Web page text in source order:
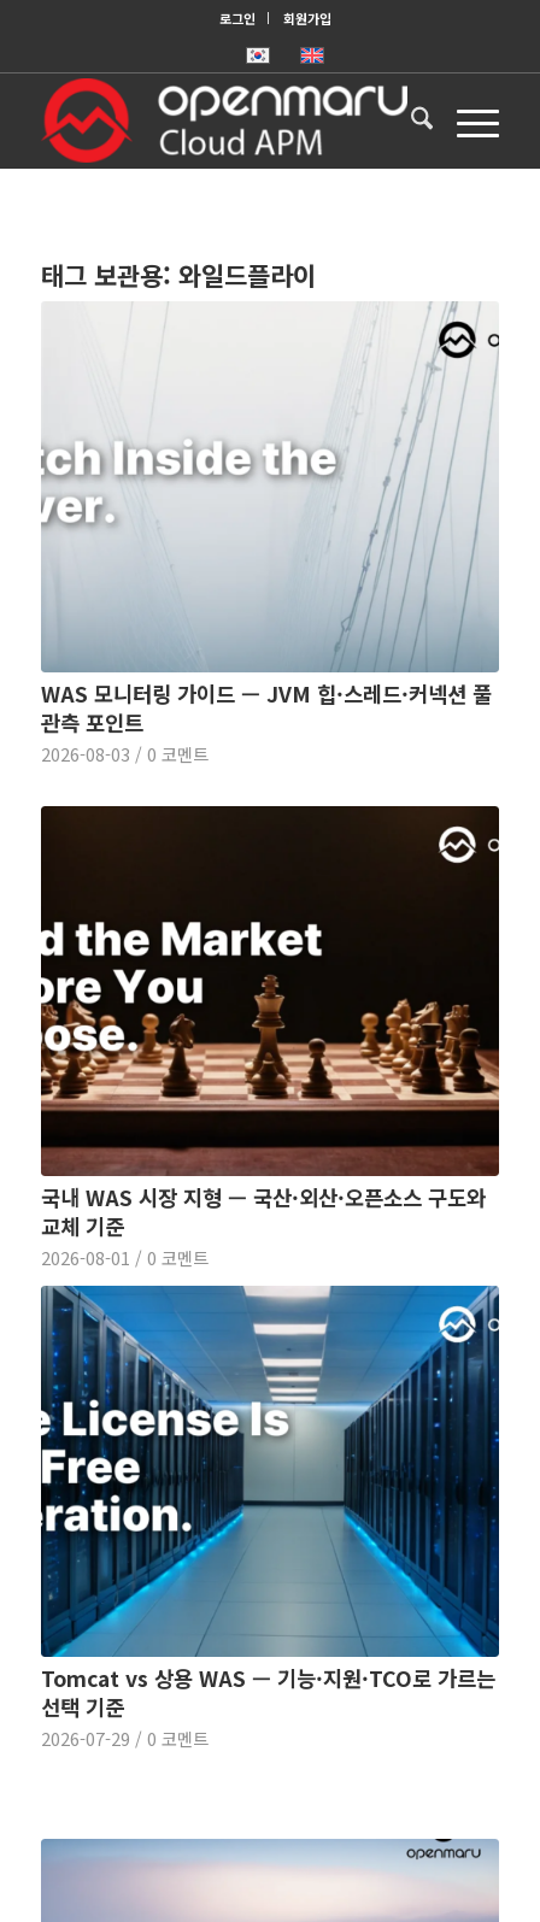
로그인 회원가입
태그 보관용: 와일드플라이
WAS 모니터링 가이드 — JVM 힙·스레드·커넥션 풀
관측 포인트
2026-08-03 / 0 코멘트
국내 WAS 시장 지형 — 국산·외산·오픈소스 구도와
교체 기준
2026-08-01 / 0 코멘트
Tomcat vs 상용 WAS — 기능·지원·TCO로 가르는
선택 기준
2026-07-29 / 0 코멘트